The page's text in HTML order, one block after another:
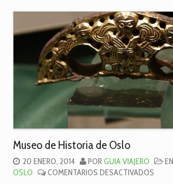
Museo de Historia de Oslo
20 ENERO, 2014 PORGUIA VIAJERO
OSLO
COMENTARIOS DESACTIVADOS